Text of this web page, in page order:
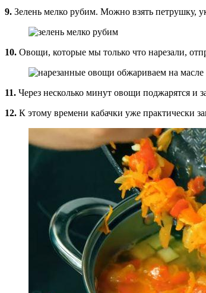
9. Зелень мелко рубим. Можно взять петрушку,
10. Овощи, которые мы только что нарезали,
11. Через несколько минут овощи поджарятся и
12. К этому времени кабачки уже практически